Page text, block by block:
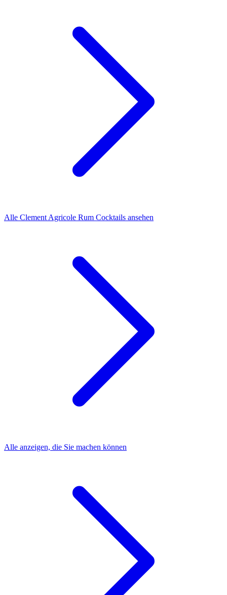
Alle Clement Agricole Rum Cocktails ansehen
Alle anzeigen, die Sie machen können